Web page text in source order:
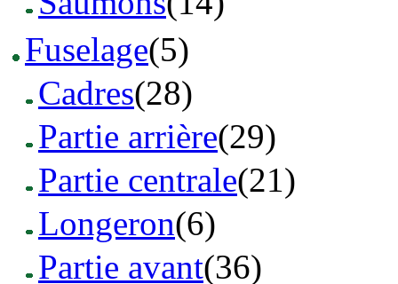
Fuselage(5)
Cadres(28)
Partie arrière(29)
Partie centrale(21)
Longeron(6)
Partie avant(36)